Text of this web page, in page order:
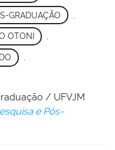
GRADUAÇÃO
OTONI ,
/ UFVJM
e Pós-